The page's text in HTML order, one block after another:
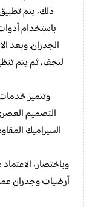
ذلك، يتم
باستخدام
الجدران. وبعد
لتجف، ثم يتم
وتتميز خدمات
التصميم
السيراميك
وباختصار،
أرضيات وجدران